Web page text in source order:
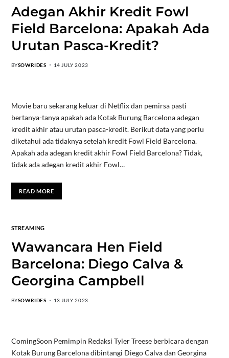
Adegan Akhir Kredit Fowl
Field Barcelona: Apakah Ada
Urutan Pasca-Kredit?
BYSOWRIDES 14 JULY 2023
Movie baru sekarang keluar di Netflix dan pemirsa pasti
bertanya-tanya apakah ada Kotak Burung Barcelona adegan
kredit akhir atau urutan pasca-kredit. Berikut data yang perlu
diketahui ada tidaknya setelah kredit Fowl Field Barcelona.
Apakah ada adegan kredit akhir Fowl Field Barcelona? Tidak,
tidak ada adegan kredit akhir Fowl…
READ MORE
STREAMING
Wawancara Hen Field
Barcelona: Diego Calva &
Georgina Campbell
BYSOWRIDES 13 JULY 2023
ComingSoon Pemimpin Redaksi Tyler Treese berbicara dengan
Kotak Burung Barcelona dibintangi Diego Calva dan Georgina